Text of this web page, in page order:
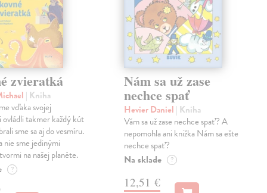
zvieratká
| Kniha
vďaka svojej
takmer každý kút
sme sa aj do vesmíru.
nie sme jedinými
na našej planéte.
?
Nám sa už zase
nechce spať
Hevier Daniel | Kniha
Vám sa už zase nechce spať? A
nepomohla ani knižka Nám sa ešte
nechce spať?
Na sklade ?
12,51 €